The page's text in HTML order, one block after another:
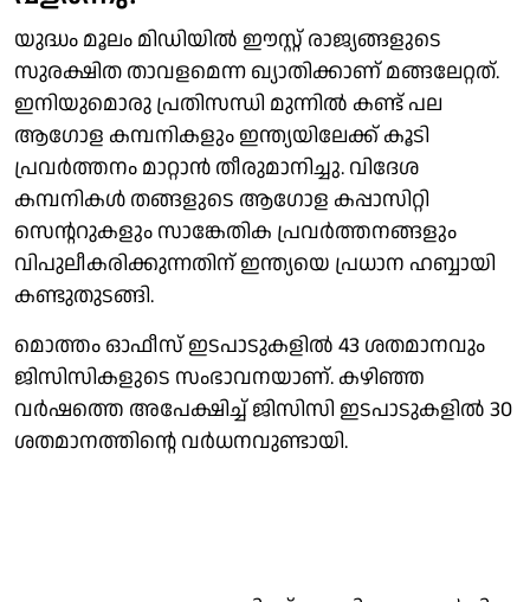
യുദ്ധം മൂലം മിഡിയില്‍ ഈസ്റ്റ് രാജ്യങ്ങളുടെ
സുരക്ഷിത താവളമെന്ന ഖ്യാതിക്കാണ് മങ്ങലേറ്റത്.
ഇനിയുമൊരു പ്രതിസന്ധി മുന്നില്‍ കണ്ട് പല
ആഗോള കമ്പനികളും ഇന്ത്യയിലേക്ക് കൂടി
പ്രവര്‍ത്തനം മാറ്റാന്‍ തീരുമാനിച്ചു. വിദേശ
കമ്പനികള്‍ തങ്ങളുടെ ആഗോള കപ്പാസിറ്റി
സെന്ററുകളും സാങ്കേതിക പ്രവര്‍ത്തനങ്ങളും
വിപുലീകരിക്കുന്നതിന് ഇന്ത്യയെ പ്രധാന ഹബ്ബായി
കണ്ടുതുടങ്ങി.
മൊത്തം ഓഫീസ് ഇടപാടുകളില്‍ 43 ശതമാനവും
ജിസിസികളുടെ സംഭാവനയാണ്. കഴിഞ്ഞ
വര്‍ഷത്തെ അപേക്ഷിച്ച് ജിസിസി ഇടപാടുകളില്‍ 30
ശതമാനത്തിന്റെ വര്‍ധനവുണ്ടായി.